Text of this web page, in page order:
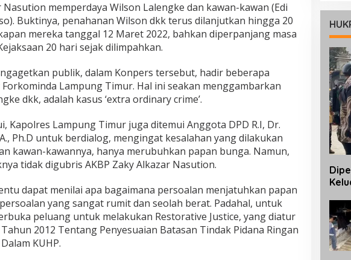
Nasution memperdaya Wilson Lalengke dan kawan-kawan (Edi
Buktinya, penahanan Wilson dkk terus dilanjutkan hingga 20
mereka tanggal 12 Maret 2022, bahkan diperpanjang masa
20 hari sejak dilimpahkan.
publik, dalam Konpers tersebut, hadir beberapa
Lampung Timur. Hal ini seakan menggambarkan
dkk, adalah kasus ‘extra ordinary crime’.
Kapolres Lampung Timur juga ditemui Anggota DPD R.I, Dr.
Ph.D untuk berdialog, mengingat kesalahan yang dilakukan
kawan-kawannya, hanya merubuhkan papan bunga. Namun,
tidak digubris AKBP Zaky Alkazar Nasution.
dapat menilai apa bagaimana persoalan menjatuhkan papan
yang sangat rumit dan seolah berat. Padahal, untuk
peluang untuk melakukan Restorative Justice, yang diatur
2012 Tentang Penyesuaian Batasan Tindak Pidana Ringan
KUHP.